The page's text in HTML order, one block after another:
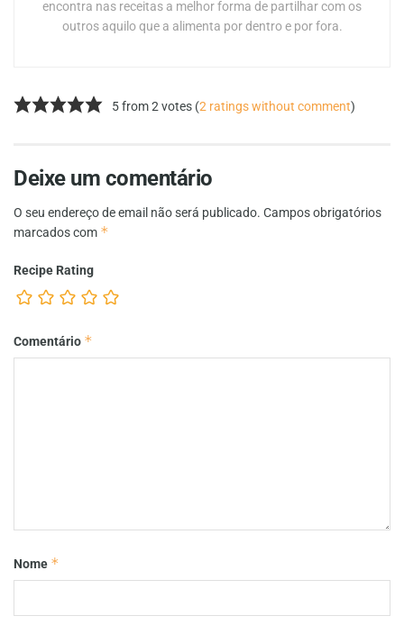
encontra nas receitas a melhor forma de partilhar com os
outros aquilo que a alimenta por dentro e por fora.
5 from 2 votes (2 ratings without comment)
Deixe um comentário
O seu endereço de email não será publicado. Campos obrigatórios
marcados com *
Recipe Rating
Comentário *
Nome *